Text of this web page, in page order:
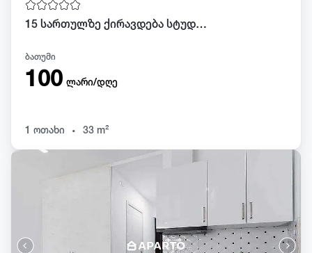
15 სართულზე ქირავდება სტუდიო. შარტავას ქუჩა 8
ბათუმი
100 ლარი/დღე
1 ოთახი . 33 m²